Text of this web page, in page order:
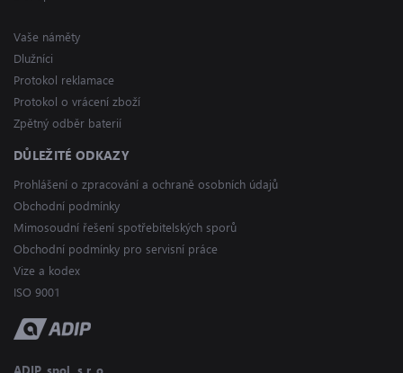
Vaše náměty
Dlužníci
Protokol reklamace
Protokol o vrácení zboží
Zpětný odběr baterií
DŮLEŽITÉ ODKAZY
Prohlášení o zpracování a ochraně osobních údajů
Obchodní podmínky
Mimosoudní řešení spotřebitelských sporů
Obchodní podmínky pro servisní práce
Vize a kodex
ISO 9001